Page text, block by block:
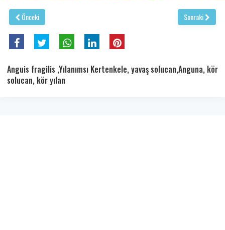
Önceki Sonraki
Anguis fragilis ,Yılanımsı Kertenkele, yavaş solucan,Anguna, kör
solucan, kör yılan